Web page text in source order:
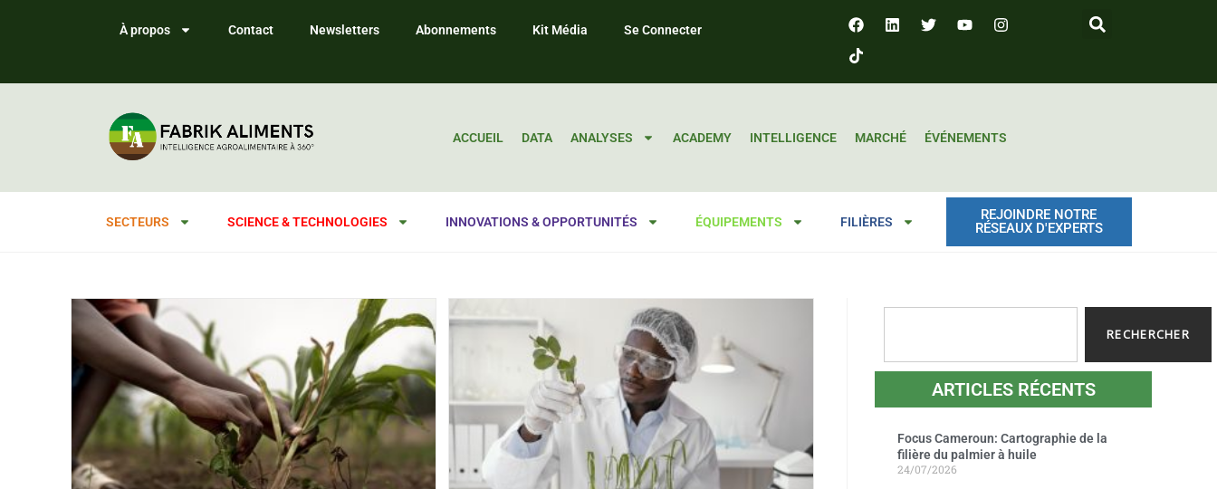
À propos Contact Newsletters Abonnements Kit Média Se Connecter
ACCUEIL DATA ANALYSES ACADEMY INTELLIGENCE MARCHÉ ÉVÉNEMENTS
SECTEURS SCIENCE & TECHNOLOGIES INNOVATIONS & OPPORTUNITÉS ÉQUIPEMENTS FILIÈRES
REJOINDRE NOTRE
RÉSEAUX D'EXPERTS
RECHERCHER
ARTICLES RÉCENTS
Focus Cameroun: Cartographie de la
filière du palmier à huile
24/07/2026